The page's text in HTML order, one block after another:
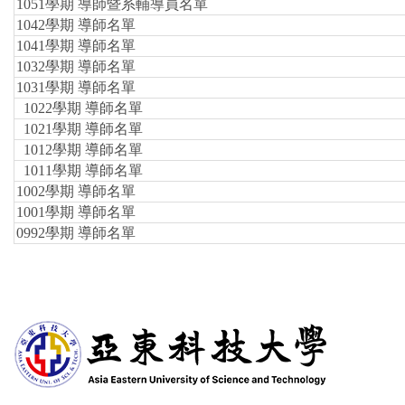
1051學期 導師暨系輔導員名單
1042學期 導師名單
1041學期 導師名單
1032學期 導師名單
1031學期 導師名單
1022學期 導師名單
1021學期 導師名單
1012學期 導師名單
1011學期 導師名單
1002學期 導師名單
1001學期 導師名單
0992學期 導師名單